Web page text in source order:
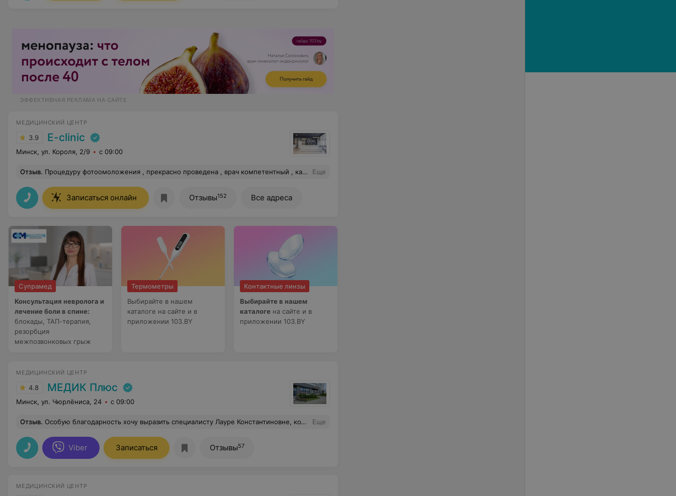
ЭФФЕКТИВНАЯ РЕКЛАМА НА САЙТЕ
МЕДИЦИНСКИЙ ЦЕНТР
3.9 E-clinic
Минск, ул. Короля, 2/9 с 09:00
Отзыв. Процедуру фотоомоложения , прекрасно проведена , врач компетентный , как и сервис ! Еще
Записаться онлайн Отзывы152 Все адреса
Супрамед
Консультация невролога и
лечение боли в спине:
блокады, ТАП-терапия,
резорбция
межпозвонковых грыж
Термометры
Выбирайте в нашем
каталоге на сайте и в
приложении 103.BY
Контактные линзы
Выбирайте в нашем
каталоге на сайте и в
приложении 103.BY
МЕДИЦИНСКИЙ ЦЕНТР
4.8 МЕДИК Плюс
Минск, ул. Чюрлёниса, 24 с 09:00
Отзыв. Особую благодарность хочу выразить специалисту Лауре Константиновне, которая проводила мою консультацию. Она проявила глубокие знания в своей области и ответила на все мои вопросы. Это было очень важно для меня, так как я искала квалифицированного специалиста, которому можно доверить свое здоровье. Еще
Viber Записаться Отзывы57
МЕДИЦИНСКИЙ ЦЕНТР